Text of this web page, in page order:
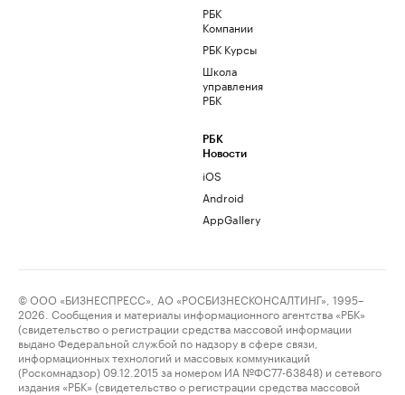
РБК
Компании
РБК Курсы
Школа
управления
РБК
РБК
Новости
iOS
Android
AppGallery
© ООО «БИЗНЕСПРЕСС», АО «РОСБИЗНЕСКОНСАЛТИНГ», 1995–
2026. Сообщения и материалы информационного агентства «РБК»
(свидетельство о регистрации средства массовой информации
выдано Федеральной службой по надзору в сфере связи,
информационных технологий и массовых коммуникаций
(Роскомнадзор) 09.12.2015 за номером ИА №ФС77-63848) и сетевого
издания «РБК» (свидетельство о регистрации средства массовой